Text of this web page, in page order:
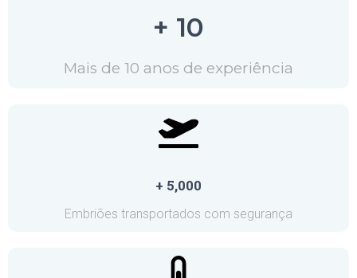
+ 10
Mais de 10 anos de experiência
+ 5,000
Embriões transportados com segurança